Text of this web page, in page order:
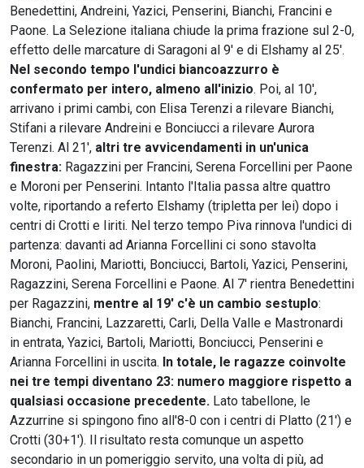
Benedettini, Andreini, Yazici, Penserini, Bianchi, Francini e
Paone. La Selezione italiana chiude la prima frazione sul 2-0,
effetto delle marcature di Saragoni al 9' e di Elshamy al 25'.
Nel secondo tempo l'undici biancoazzurro è
confermato per intero, almeno all'inizio. Poi, al 10',
arrivano i primi cambi, con Elisa Terenzi a rilevare Bianchi,
Stifani a rilevare Andreini e Bonciucci a rilevare Aurora
Terenzi. Al 21', altri tre avvicendamenti in un'unica
finestra: Ragazzini per Francini, Serena Forcellini per Paone
e Moroni per Penserini. Intanto l'Italia passa altre quattro
volte, riportando a referto Elshamy (tripletta per lei) dopo i
centri di Crotti e Iiriti. Nel terzo tempo Piva rinnova l'undici di
partenza: davanti ad Arianna Forcellini ci sono stavolta
Moroni, Paolini, Mariotti, Bonciucci, Bartoli, Yazici, Penserini,
Ragazzini, Serena Forcellini e Paone. Al 7' rientra Benedettini
per Ragazzini, mentre al 19' c'è un cambio sestuplo:
Bianchi, Francini, Lazzaretti, Carli, Della Valle e Mastronardi
in entrata, Yazici, Bartoli, Mariotti, Bonciucci, Penserini e
Arianna Forcellini in uscita. In totale, le ragazze coinvolte
nei tre tempi diventano 23: numero maggiore rispetto a
qualsiasi occasione precedente. Lato tabellone, le
Azzurrine si spingono fino all'8-0 con i centri di Platto (21') e
Crotti (30+1'). Il risultato resta comunque un aspetto
secondario in un pomeriggio servito, una volta di più, ad